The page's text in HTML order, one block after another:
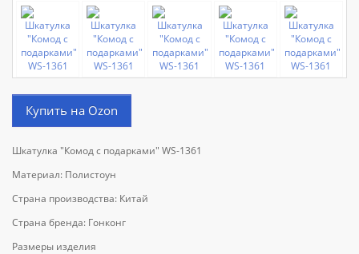
Купить на Ozon
Шкатулка "Комод с подарками" WS-1361
Материал: Полистоун
Страна производства: Китай
Страна бренда: Гонконг
Размеры изделия